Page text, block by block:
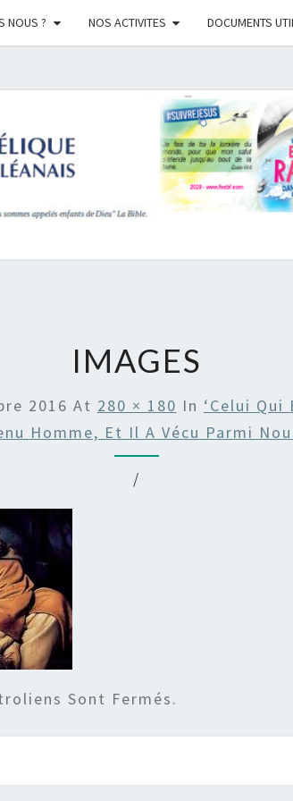
NOUS ? NOS ACTIVITES DOCUMENTS
IMAGES
2016 At 280 × 180 In ‘Celui
Homme, Et Il A Vécu Parmi
/
Sont Fermés.